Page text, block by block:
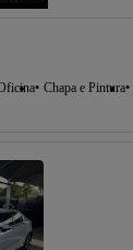
Chapa e Pintura